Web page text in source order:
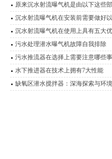
细说明
原来沉水射流曝气机是由以下这些
组成的
沉水射流曝气机在安装前需要做好
这些事项
沉水射流曝气机在使用上具有五大
污水处理潜水曝气机故障自我排除
污水推流器在选择上需要注意哪些事
项？
水下推进器在技术上拥有7大性能
缺氧区潜水搅拌器：深海探索与环